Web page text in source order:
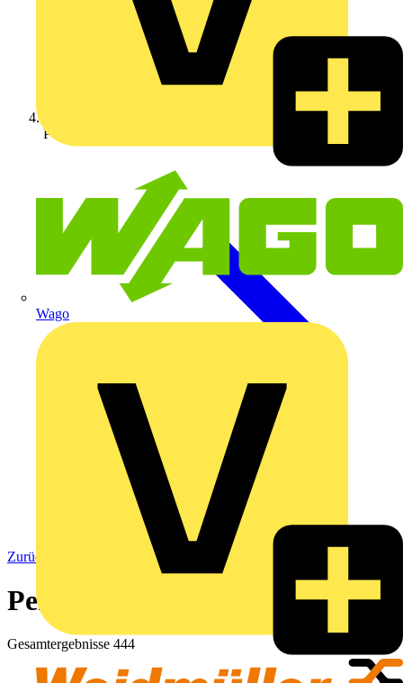
Wago
Peripheriegeräte
Zurück zu EDV & Peripheriegeräte
Peripheriegeräte
Gesamtergebnisse 444